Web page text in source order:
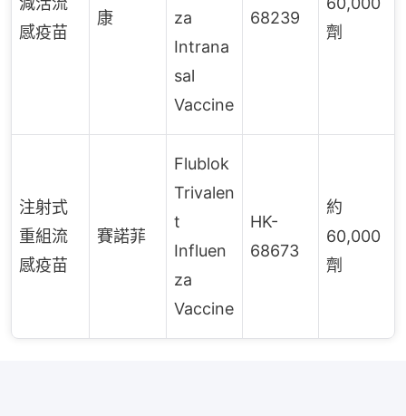
感疫苗
康
za
Intrana
sal
Vaccine
68239
劑
注射式
重組流
感疫苗
賽諾菲
Flublok
Trivalen
t
Influen
za
Vaccine
HK-
68673
約
60,000
劑